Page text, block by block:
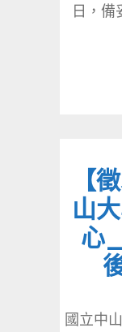
日，備
【
山
心
國立中